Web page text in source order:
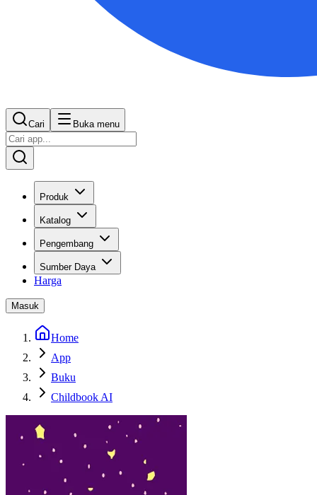
Cari Buka menu
Produk
Katalog
Pengembang
Sumber Daya
Harga
Masuk
Home
App
Buku
Childbook AI